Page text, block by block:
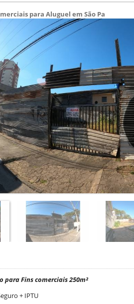
para Aluguel em São Pa
para Fins comerciais250m²
+ IPTU